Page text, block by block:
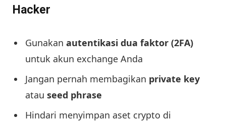
Hacker
Gunakan autentikasi dua faktor (2FA)
untuk akun exchange Anda
Jangan pernah membagikan private key
atau seed phrase
Hindari menyimpan aset crypto di